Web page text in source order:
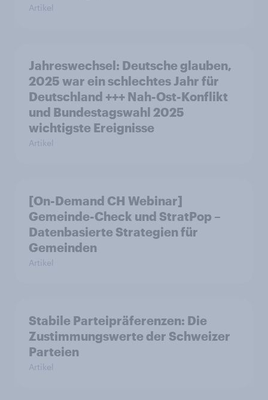
Artikel
Jahreswechsel: Deutsche glauben,
2025 war ein schlechtes Jahr für
Deutschland +++ Nah-Ost-Konflikt
und Bundestagswahl 2025
wichtigste Ereignisse
Artikel
[On-Demand CH Webinar]
Gemeinde-Check und StratPop –
Datenbasierte Strategien für
Gemeinden
Artikel
Stabile Parteipräferenzen: Die
Zustimmungswerte der Schweizer
Parteien
Artikel